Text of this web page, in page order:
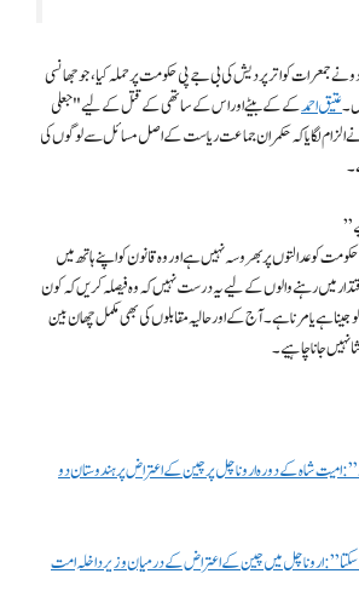
نے جمعرات کو اتر پردیش کی بی جے پی حکومت پر حملہ کیا، جو جھانسی
عتیق احمدکے کے بیٹے اور اس کے ساتھی کے قتل کے لیے "جعلی
نے الزام لگایا کہ حکمران جماعت ریاست کے اصل مسائل سے لوگوں کی
کو عدالتوں پر بھروسہ نہیں ہے اور وہ قانون کو اپنے ہاتھ میں
میں رہنے والوں کے لیے یہ درست نہیں کہ وہ فیصلہ کریں کہ کون
جینا ہے یا مرنا ہے۔ آج کے اور حالیہ مقابلوں کی بھی مکمل چھان بین
نہیں جانا چاہیے۔
شاہ کے دورہ اروناچل پر چین کے اعتراض پر ہندوستان دو
اروناچل میں چین کے اعتراض کے درمیان وزیر داخلہ امت